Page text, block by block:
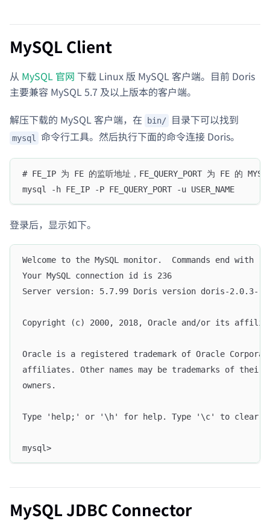
MySQL Client
从 MySQL 官网 下载 Linux 版 MySQL 客户端。目前 Doris
主要兼容 MySQL 5.7 及以上版本的客户端。
解压下载的 MySQL 客户端，在
bin/ 目录下可以找到
mysql 命令行工具。然后执行下面的命令连接 Doris。
# FE_IP 为 FE 的监听地址，FE_QUERY_PORT 为 FE 的
mysql -h FE_IP -P FE_QUERY_PORT -u USER_NAME
登录后，显示如下。
Welcome to
Your
Server
Copyright (c)
Oracle is a
affiliates.
Type 'help;' or
mysql>
MySQL JDBC Connector